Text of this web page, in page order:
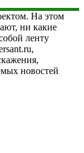
На этом
ни какие
ленту
новостей